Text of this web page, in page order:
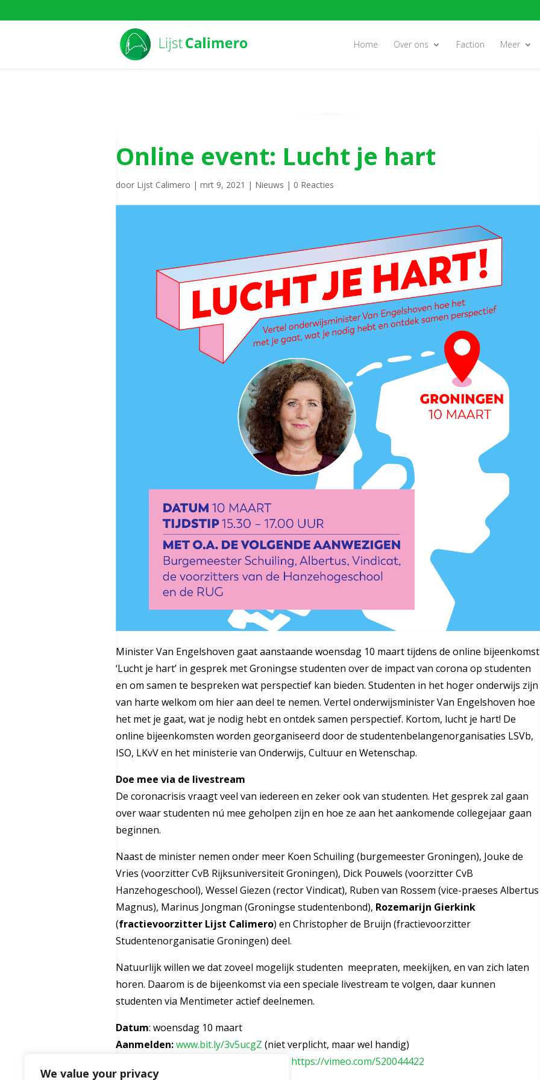
We value your privacy
Home Over ons Faction Meer
Online event: Lucht je hart
door Lijst Calimero | mrt 9, 2021 | Nieuws | 0 Reacties
Minister Van Engelshoven gaat aanstaande woensdag 10 maart tijdens de online bijeenkomst
‘Lucht je hart’ in gesprek met Groningse studenten over de impact van corona op studenten
en om samen te bespreken wat perspectief kan bieden. Studenten in het hoger onderwijs zijn
van harte welkom om hier aan deel te nemen. Vertel onderwijsminister Van Engelshoven hoe
het met je gaat, wat je nodig hebt en ontdek samen perspectief. Kortom, lucht je hart! De
online bijeenkomsten worden georganiseerd door de studentenbelangenorganisaties LSVb,
ISO, LKvV en het ministerie van Onderwijs, Cultuur en Wetenschap.
Doe mee via de livestream
De coronacrisis vraagt veel van iedereen en zeker ook van studenten. Het gesprek zal gaan
over waar studenten nú mee geholpen zijn en hoe ze aan het aankomende collegejaar gaan
beginnen.
Naast de minister nemen onder meer Koen Schuiling (burgemeester Groningen), Jouke de
Vries (voorzitter CvB Rijksuniversiteit Groningen), Dick Pouwels (voorzitter CvB
Hanzehogeschool), Wessel Giezen (rector Vindicat), Ruben van Rossem (vice-praeses Albertus
Magnus), Marinus Jongman (Groningse studentenbond), Rozemarijn Gierkink
(fractievoorzitter Lijst Calimero) en Christopher de Bruijn (fractievoorzitter
Studentenorganisatie Groningen) deel.
Natuurlijk willen we dat zoveel mogelijk studenten meepraten, meekijken, en van zich laten
horen. Daarom is de bijeenkomst via een speciale livestream te volgen, daar kunnen
studenten via Mentimeter actief deelnemen.
Datum: woensdag 10 maart
Aanmelden:www.bit.ly/3v5ucgZ (niet verplicht, maar wel handig)
https://vimeo.com/520044422